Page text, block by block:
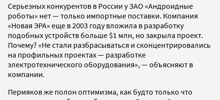
Серьезных конкурентов в России у ЗАО «Андроидные
роботы» нет — только импортные поставки. Компания
«Новая ЭРА» еще в 2003 году вложила в разработку
подобных устройств больше $1 млн, но закрыла проект.
Почему? «Не стали разбрасываться и сконцентрировались
на профильных проектах — разработке
электротехнического оборудования», — объясняют в
компании.
Пермяков же полон оптимизма, как будто только что